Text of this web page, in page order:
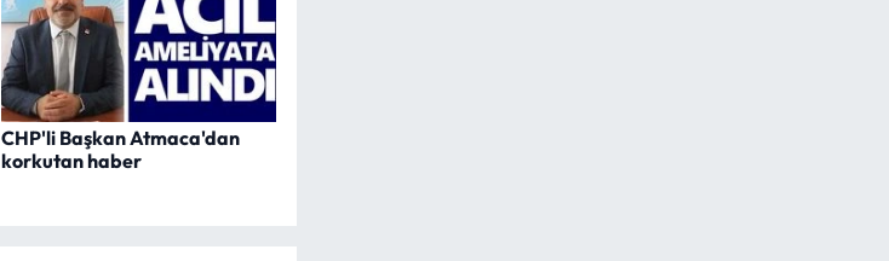
CHP'li Başkan Atmaca'dan
korkutan haber